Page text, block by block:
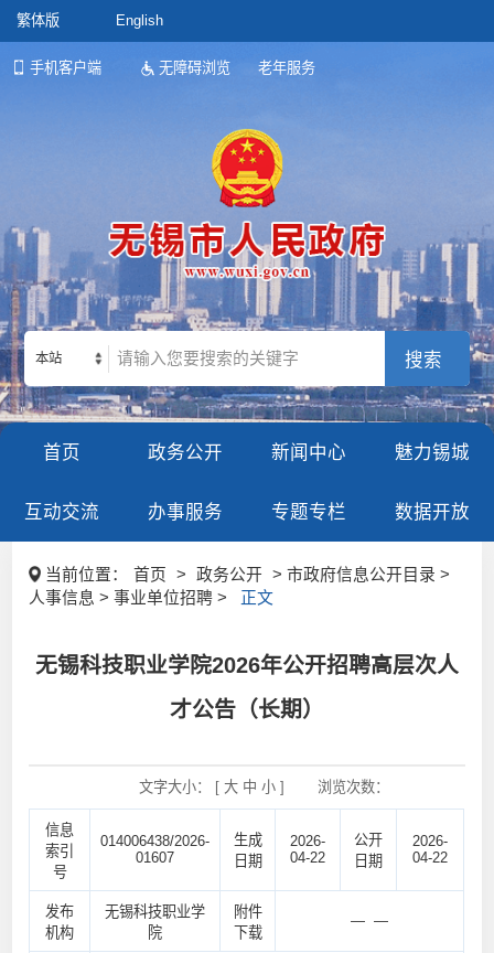
繁体版 English
手机客户端 无障碍浏览 老年服务
本站
首页 政务公开 新闻中心 魅力锡城
互动交流 办事服务 专题专栏 数据开放
当前位置： 首页 > 政务公开
> 市政府信息公开目录 >
人事信息 > 事业单位招聘 >
正文
无锡科技职业学院2026年公开招聘高层次人
才公告（长期）
文字大小： [ 大 中 小] 浏览次数：
信息
索引
号
014006438/2026-
01607
生成
日期
2026-
04-22
公开
日期
2026-
04-22
发布
机构
无锡科技职业学
院
附件
下载
— —